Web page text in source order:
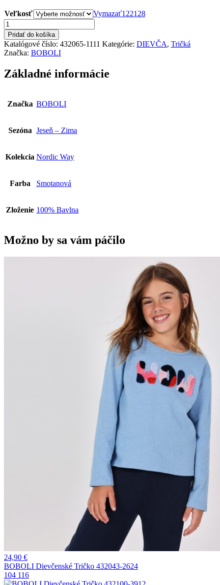
Veľkosť Vymazať122128
množstvo
BOBOLI
Dievčenské
Tričko
432065-
Pridať do košíka
Katalógové číslo: 432065-1111 Kategórie: DIEVČA, Tričká
Značka: BOBOLI
Základné informácie
Značka BOBOLI
Sezóna Jeseň – Zima
Kolekcia Nordic Way
Farba Smotanová
Zloženie 100% Bavlna
Možno by sa vám páčilo
24,90 €
BOBOLI Dievčenské Tričko 432043-2624
104 116